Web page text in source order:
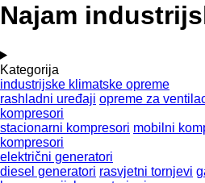
Najam
Kategorija
industrijske klimatske opreme
rashladni uređaji opreme za
kompresori
stacionarni kompresori mobilni
kompresori
električni generatori
diesel generatori rasvjetni tornjevi